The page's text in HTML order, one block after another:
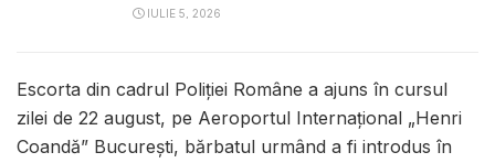
IULIE 5, 2026
Escorta din cadrul Poliției Române a ajuns în cursul
zilei de 22 august, pe Aeroportul Internațional „Henri
Coandă” București, bărbatul urmând a fi introdus în